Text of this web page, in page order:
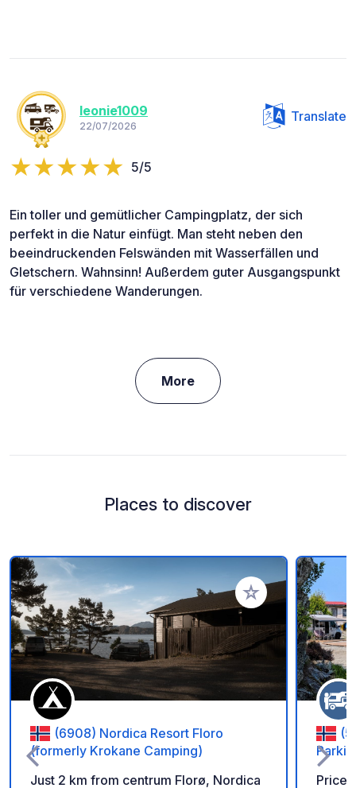
leonie1009
22/07/2026
Translate
5/5
Ein toller und gemütlicher Campingplatz, der sich
perfekt in die Natur einfügt. Man steht neben den
beeindruckenden Felswänden mit Wasserfällen und
Gletschern. Wahnsinn! Außerdem guter Ausgangspunkt
für verschiedene Wanderungen.
More
Places to discover
Add to your
(6908) Nordica Resort Floro
(formerly Krokane Camping)
Just 2 km from centrum Florø, Nordica
Price